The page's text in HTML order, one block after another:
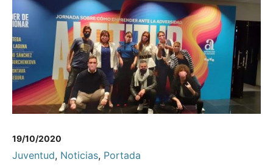
19/10/2020
Juventud, Noticias, Portada